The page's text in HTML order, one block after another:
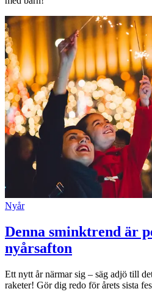
Nyår
Denna sminktrend är
nyårsafton
Ett nytt år närmar sig – säg adjö till
raketer! Gör dig redo för årets sista